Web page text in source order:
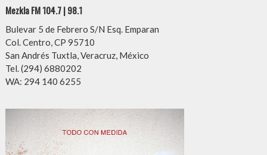
Mezkla FM 104.7 | 98.1
Bulevar 5 de Febrero S/N Esq. Emparan
Col. Centro, CP 95710
San Andrés Tuxtla, Veracruz, México
Tel. (294) 6880202
WA: 294 140 6255